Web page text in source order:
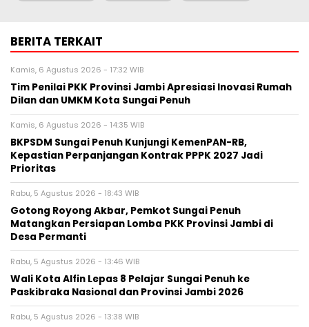
BERITA TERKAIT
Kamis, 6 Agustus 2026 - 17:32 WIB
Tim Penilai PKK Provinsi Jambi Apresiasi Inovasi Rumah
Dilan dan UMKM Kota Sungai Penuh
Kamis, 6 Agustus 2026 - 14:35 WIB
BKPSDM Sungai Penuh Kunjungi KemenPAN-RB,
Kepastian Perpanjangan Kontrak PPPK 2027 Jadi
Prioritas
Rabu, 5 Agustus 2026 - 18:43 WIB
Gotong Royong Akbar, Pemkot Sungai Penuh
Matangkan Persiapan Lomba PKK Provinsi Jambi di
Desa Permanti
Rabu, 5 Agustus 2026 - 13:46 WIB
Wali Kota Alfin Lepas 8 Pelajar Sungai Penuh ke
Paskibraka Nasional dan Provinsi Jambi 2026
Rabu, 5 Agustus 2026 - 13:38 WIB